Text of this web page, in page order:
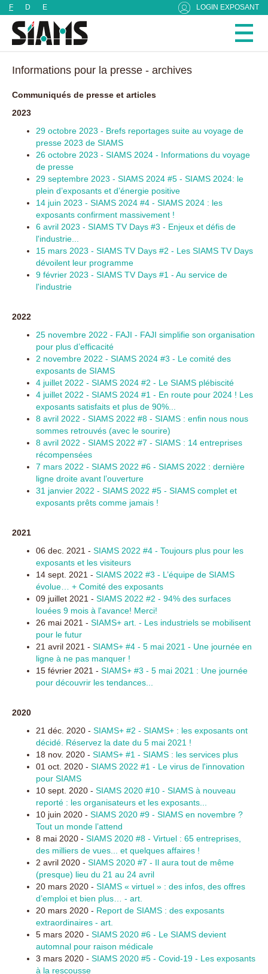
F D E LOGIN EXPOSANT
Informations pour la presse - archives
Communiqués de presse et articles
2023
29 octobre 2023 - Brefs reportages suite au voyage de
presse 2023 de SIAMS
26 octobre 2023 - SIAMS 2024 - Informations du voyage
de presse
29 septembre 2023 - SIAMS 2024 #5 - SIAMS 2024: le
plein d’exposants et d’énergie positive
14 juin 2023 - SIAMS 2024 #4 - SIAMS 2024 : les
exposants confirment massivement !
6 avril 2023 - SIAMS TV Days #3 - Enjeux et défis de
l'industrie...
15 mars 2023 - SIAMS TV Days #2 - Les SIAMS TV Days
dévoilent leur programme
9 février 2023 - SIAMS TV Days #1 - Au service de
l'industrie
2022
25 novembre 2022 - FAJI - FAJI simplifie son organisation
pour plus d’efficacité
2 novembre 2022 - SIAMS 2024 #3 - Le comité des
exposants de SIAMS
4 juillet 2022 - SIAMS 2024 #2 - Le SIAMS plébiscité
4 juillet 2022 - SIAMS 2024 #1 - En route pour 2024 ! Les
exposants satisfaits et plus de 90%...
8 avril 2022 - SIAMS 2022 #8 - SIAMS : enfin nous nous
sommes retrouvés (avec le sourire)
8 avril 2022 - SIAMS 2022 #7 - SIAMS : 14 entreprises
récompensées
7 mars 2022 - SIAMS 2022 #6 - SIAMS 2022 : dernière
ligne droite avant l’ouverture
31 janvier 2022 - SIAMS 2022 #5 - SIAMS complet et
exposants prêts comme jamais !
2021
06 dec. 2021 - SIAMS 2022 #4 - Toujours plus pour les
exposants et les visiteurs
14 sept. 2021 - SIAMS 2022 #3 - L’équipe de SIAMS
évolue… + Comité des exposants
09 juillet 2021 - SIAMS 2022 #2 - 94% des surfaces
louées 9 mois à l'avance! Merci!
26 mai 2021 - SIAMS+ art. - Les industriels se mobilisent
pour le futur
21 avril 2021 - SIAMS+ #4 - 5 mai 2021 - Une journée en
ligne à ne pas manquer !
15 février 2021 - SIAMS+ #3 - 5 mai 2021 : Une journée
pour découvrir les tendances...
2020
21 déc. 2020 - SIAMS+ #2 - SIAMS+ : les exposants ont
décidé. Réservez la date du 5 mai 2021 !
18 nov. 2020 - SIAMS+ #1 - SIAMS : les services plus
01 oct. 2020 - SIAMS 2022 #1 - Le virus de l'innovation
pour SIAMS
10 sept. 2020 - SIAMS 2020 #10 - SIAMS à nouveau
reporté : les organisateurs et les exposants...
10 juin 2020 - SIAMS 2020 #9 - SIAMS en novembre ?
Tout un monde l’attend
8 mai 2020 - SIAMS 2020 #8 - Virtuel : 65 entreprises,
des milliers de vues... et quelques affaires !
2 avril 2020 - SIAMS 2020 #7 - Il aura tout de même
(presque) lieu du 21 au 24 avril
20 mars 2020 - SIAMS « virtuel » : des infos, des offres
d’emploi et bien plus… - art.
20 mars 2020 - Report de SIAMS : des exposants
extraordinaires - art.
5 mars 2020 - SIAMS 2020 #6 - Le SIAMS devient
automnal pour raison médicale
3 mars 2020 - SIAMS 2020 #5 - Covid-19 - Les exposants
à la rescousse
Panneau de gestion des cookies